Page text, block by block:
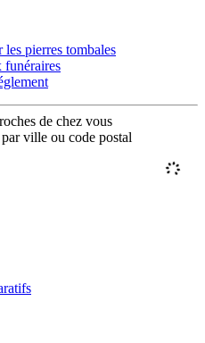
pierres tombales
funéraires
de chez vous
ville ou code postal